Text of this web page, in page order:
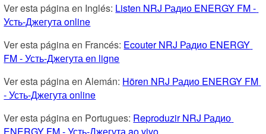
Ver esta página en Inglés: Listen NRJ Радио ENERGY FM -
Усть-Джегута online
Ver esta página en Francés: Ecouter NRJ Радио ENERGY
FM - Усть-Джегута en ligne
Ver esta página en Alemán: Hören NRJ Радио ENERGY FM
- Усть-Джегута online
Ver esta página en Portugues: Reproduzir NRJ Радио
ENERGY FM - Усть-Джегута ao vivo